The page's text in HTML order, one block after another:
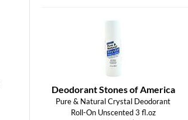
Deodorant Stones of America
Pure & Natural Crystal Deodorant
Roll-On Unscented 3 fl.oz